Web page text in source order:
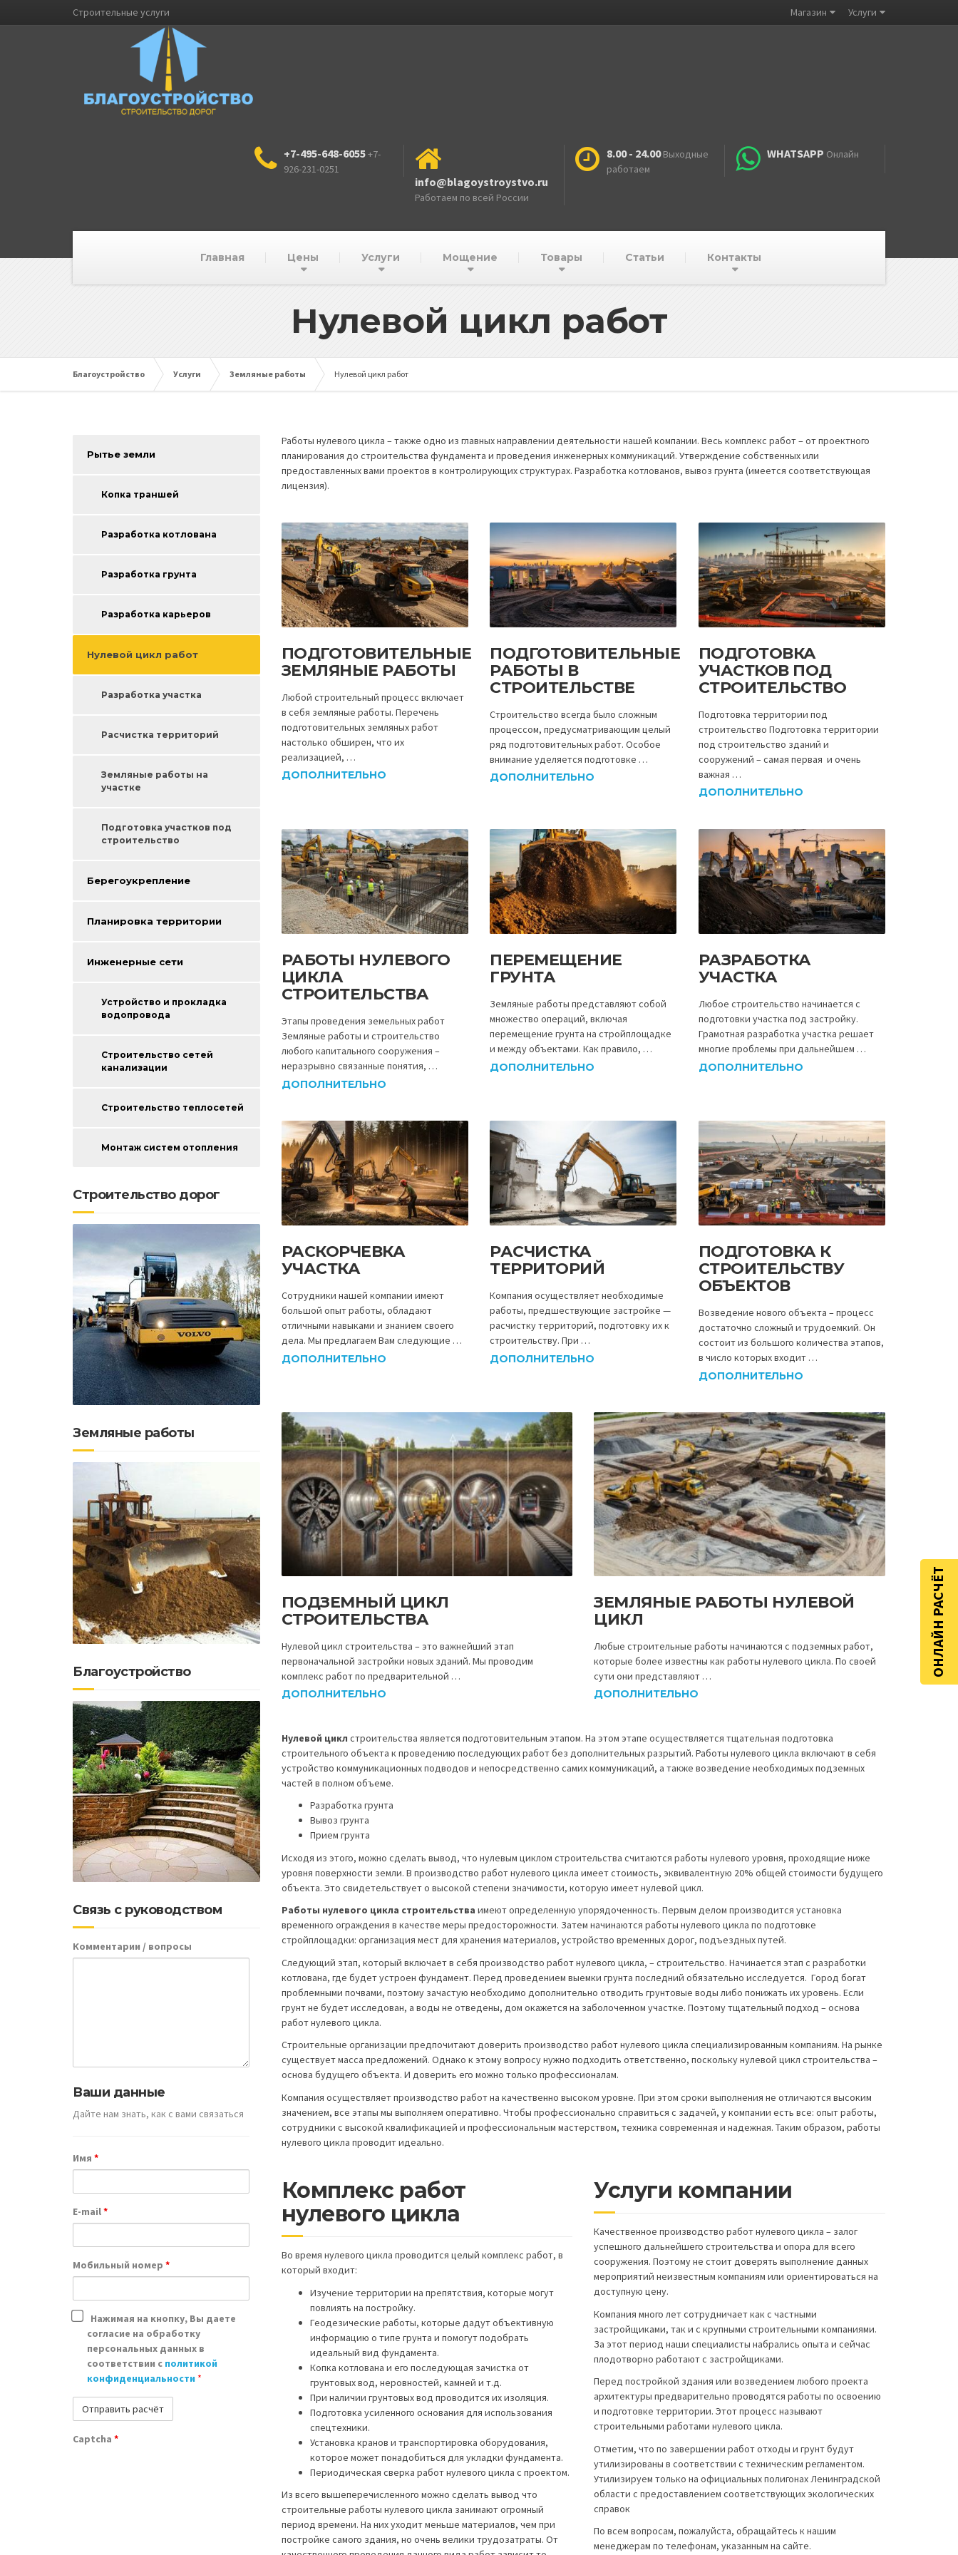
Строительные услуги Магазин Услуги
+7-495-648-6055+7-
926-231-0251
info@blagoystroystvo.ru
Работаем по всей России
8.00 - 24.00 Выходные
работаем
WHATSAPP Онлайн
Главная Цены Услуги Мощение Товары Статьи Контакты
Нулевой цикл работ
Благоустройство Услуги Земляные работы Нулевой цикл работ
Работы нулевого цикла – также одно из главных направлении деятельности нашей компании. Весь комплекс работ – от проектного
планирования до строительства фундамента и проведения инженерных коммуникаций. Утверждение собственных или
предоставленных вами проектов в контролирующих структурах. Разработка котлованов, вывоз грунта (имеется соответствующая
лицензия).
ПОДГОТОВИТЕЛЬНЫЕ
ЗЕМЛЯНЫЕ РАБОТЫ
Любой строительный процесс включает
в себя земляные работы. Перечень
подготовительных земляных работ
настолько обширен, что их
реализацией, …
ДОПОЛНИТЕЛЬНО
ПОДГОТОВИТЕЛЬНЫЕ
РАБОТЫ В
СТРОИТЕЛЬСТВЕ
Строительство всегда было сложным
процессом, предусматривающим целый
ряд подготовительных работ. Особое
внимание уделяется подготовке …
ДОПОЛНИТЕЛЬНО
ПОДГОТОВКА
УЧАСТКОВ ПОД
СТРОИТЕЛЬСТВО
Подготовка территории под
строительство Подготовка территории
под строительство зданий и
сооружений – самая первая и очень
важная …
ДОПОЛНИТЕЛЬНО
РАБОТЫ НУЛЕВОГО
ЦИКЛА
СТРОИТЕЛЬСТВА
Этапы проведения земельных работ
Земляные работы и строительство
любого капитального сооружения –
неразрывно связанные понятия, …
ДОПОЛНИТЕЛЬНО
ПЕРЕМЕЩЕНИЕ
ГРУНТА
Земляные работы представляют собой
множество операций, включая
перемещение грунта на стройплощадке
и между объектами. Как правило, …
ДОПОЛНИТЕЛЬНО
РАЗРАБОТКА
УЧАСТКА
Любое строительство начинается с
подготовки участка под застройку.
Грамотная разработка участка решает
многие проблемы при дальнейшем …
ДОПОЛНИТЕЛЬНО
РАСКОРЧЕВКА
УЧАСТКА
Сотрудники нашей компании имеют
большой опыт работы, обладают
отличными навыками и знанием своего
дела. Мы предлагаем Вам следующие …
ДОПОЛНИТЕЛЬНО
РАСЧИСТКА
ТЕРРИТОРИЙ
Компания осуществляет необходимые
работы, предшествующие застройке —
расчистку территорий, подготовку их к
строительству. При …
ДОПОЛНИТЕЛЬНО
ПОДГОТОВКА К
СТРОИТЕЛЬСТВУ
ОБЪЕКТОВ
Возведение нового объекта – процесс
достаточно сложный и трудоемкий. Он
состоит из большого количества этапов,
в число которых входит …
ДОПОЛНИТЕЛЬНО
ПОДЗЕМНЫЙ ЦИКЛ
СТРОИТЕЛЬСТВА
Нулевой цикл строительства – это важнейший этап
первоначальной застройки новых зданий. Мы проводим
комплекс работ по предварительной …
ДОПОЛНИТЕЛЬНО
ЗЕМЛЯНЫЕ РАБОТЫ НУЛЕВОЙ
ЦИКЛ
Любые строительные работы начинаются с подземных работ,
которые более известны как работы нулевого цикла. По своей
сути они представляют …
ДОПОЛНИТЕЛЬНО
Нулевой цикл строительства является подготовительным этапом. На этом этапе осуществляется тщательная подготовка
строительного объекта к проведению последующих работ без дополнительных разрытий. Работы нулевого цикла включают в себя
устройство коммуникационных подводов и непосредственно самих коммуникаций, а также возведение необходимых подземных
частей в полном объеме.
Разработка грунта
Вывоз грунта
Прием грунта
Исходя из этого, можно сделать вывод, что нулевым циклом строительства считаются работы нулевого уровня, проходящие ниже
уровня поверхности земли. В производство работ нулевого цикла имеет стоимость, эквивалентную 20% общей стоимости будущего
объекта. Это свидетельствует о высокой степени значимости, которую имеет нулевой цикл.
Работы нулевого цикла строительства имеют определенную упорядоченность. Первым делом производится установка
временного ограждения в качестве меры предосторожности. Затем начинаются работы нулевого цикла по подготовке
стройплощадки: организация мест для хранения материалов, устройство временных дорог, подъездных путей.
Следующий этап, который включает в себя производство работ нулевого цикла, – строительство. Начинается этап с разработки
котлована, где будет устроен фундамент. Перед проведением выемки грунта последний обязательно исследуется. Город богат
проблемными почвами, поэтому зачастую необходимо дополнительно отводить грунтовые воды либо понижать их уровень. Если
грунт не будет исследован, а воды не отведены, дом окажется на заболоченном участке. Поэтому тщательный подход – основа
работ нулевого цикла.
Строительные организации предпочитают доверить производство работ нулевого цикла специализированным компаниям. На рынке
существует масса предложений. Однако к этому вопросу нужно подходить ответственно, поскольку нулевой цикл строительства –
основа будущего объекта. И доверить его можно только профессионалам.
Компания осуществляет производство работ на качественно высоком уровне. При этом сроки выполнения не отличаются высоким
значением, все этапы мы выполняем оперативно. Чтобы профессионально справиться с задачей, у компании есть все: опыт работы,
сотрудники с высокой квалификацией и профессиональным мастерством, техника современная и надежная. Таким образом, работы
нулевого цикла проводит идеально.
Комплекс работ
нулевого цикла
Во время нулевого цикла проводится целый комплекс работ, в
который входит:
Изучение территории на препятствия, которые могут
повлиять на постройку.
Геодезические работы, которые дадут объективную
информацию о типе грунта и помогут подобрать
идеальный вид фундамента.
Копка котлована и его последующая зачистка от
грунтовых вод, неровностей, камней и т.д.
При наличии грунтовых вод проводится их изоляция.
Подготовка усиленного основания для использования
спецтехники.
Установка кранов и транспортировка оборудования,
которое может понадобиться для укладки фундамента.
Периодическая сверка работ нулевого цикла с проектом.
Из всего вышеперечисленного можно сделать вывод что
строительные работы нулевого цикла занимают огромный
период времени. На них уходит меньше материалов, чем при
постройке самого здания, но очень велики трудозатраты. От
Услуги компании
Качественное производство работ нулевого цикла – залог
успешного дальнейшего строительства и опора для всего
сооружения. Поэтому не стоит доверять выполнение данных
мероприятий неизвестным компаниям или ориентироваться на
доступную цену.
Компания много лет сотрудничает как с частными
застройщиками, так и с крупными строительными компаниями.
За этот период наши специалисты набрались опыта и сейчас
плодотворно работают с застройщиками.
Перед постройкой здания или возведением любого проекта
архитектуры предварительно проводятся работы по освоению
и подготовке территории. Этот процесс называют
строительными работами нулевого цикла.
Отметим, что по завершении работ отходы и грунт будут
утилизированы в соответствии с техническим регламентом.
Утилизируем только на официальных полигонах Ленинградской
области с предоставлением соответствующих экологических
справок
По всем вопросам, пожалуйста, обращайтесь к нашим
менеджерам по телефонам, указанным на сайте.
Рытье земли
Копка траншей
Разработка котлована
Разработка грунта
Разработка карьеров
Нулевой цикл работ
Разработка участка
Расчистка территорий
Земляные работы на
участке
Подготовка участков под
строительство
Берегоукрепление
Планировка территории
Инженерные сети
Устройство и прокладка
водопровода
Строительство сетей
канализации
Строительство теплосетей
Монтаж систем отопления
Строительство дорог
Земляные работы
Благоустройство
Связь с руководством
Комментарии / вопросы
Ваши данные
Дайте нам знать, как с вами связаться
Имя *
E-mail*
Мобильный номер *
Нажимая на кнопку, Вы даете
согласие на обработку
персональных данных в
соответствии с политикой
конфиденциальности *
Captcha *
ОНЛАЙН РАСЧЁТ